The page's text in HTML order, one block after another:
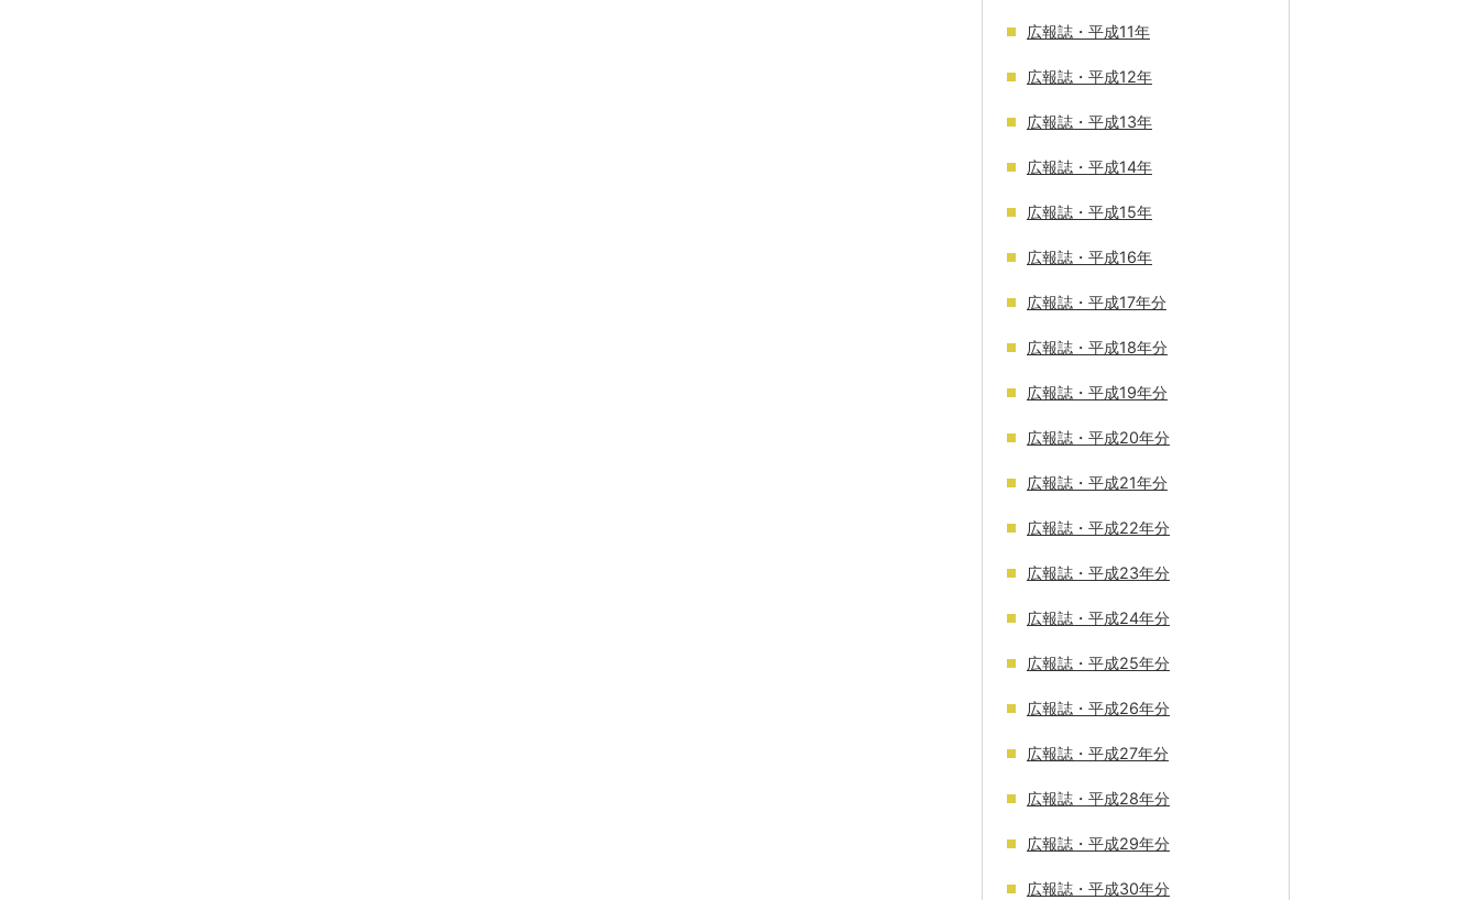
広報誌・平成11年
広報誌・平成12年
広報誌・平成13年
広報誌・平成14年
広報誌・平成15年
広報誌・平成16年
広報誌・平成17年分
広報誌・平成18年分
広報誌・平成19年分
広報誌・平成20年分
広報誌・平成21年分
広報誌・平成22年分
広報誌・平成23年分
広報誌・平成24年分
広報誌・平成25年分
広報誌・平成26年分
広報誌・平成27年分
広報誌・平成28年分
広報誌・平成29年分
広報誌・平成30年分